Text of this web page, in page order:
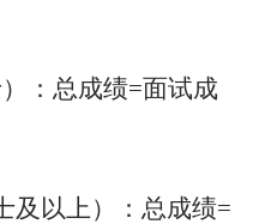
：总成绩=面试成
及以上） ：总成绩=